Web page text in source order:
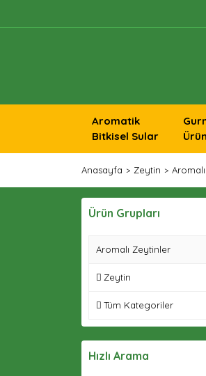
Aromatik
Bitkisel Sular
Anasayfa Zeytin
Ürün Grupları
Aromalı Zeytinler
Zeytin
Tüm Kategoriler
Hızlı Arama